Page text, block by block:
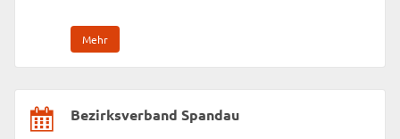
Mehr
Bezirksverband Spandau